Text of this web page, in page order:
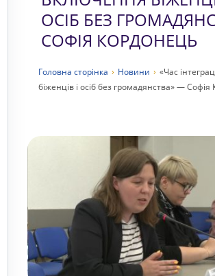
ОСІБ БЕЗ
СОФІЯ КОРДОНЕЦЬ
Головна сторiнка › Новини › «Час
біженців і осіб без громадянства» —